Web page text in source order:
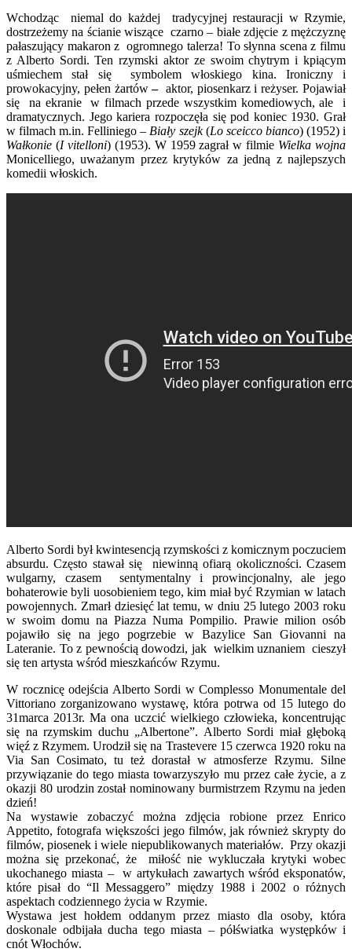
Wchodząc niemal do każdej tradycyjnej restauracji w Rzymie,
dostrzeżemy na ścianie wiszące czarno – białe zdjęcie z mężczyznę
pałaszujący makaron z ogromnego talerza! To słynna scena z filmu
z Alberto Sordi. Ten rzymski aktor ze swoim chytrym i kpiącym
uśmiechem stał się symbolem włoskiego kina. Ironiczny i
prowokacyjny, pełen żartów– aktor, piosenkarz i reżyser. Pojawiał
się na ekranie w filmach przede wszystkim komediowych, ale i
dramatycznych. Jego kariera rozpoczęła się pod koniec 1930. Grał
w filmach m.in. Felliniego – Biały szejk(Lo sceicco bianco) (1952) i
Wałkonie (I vitelloni) (1953). W 1959 zagrał w filmie Wielka wojna
Monicelliego, uważanym przez krytyków za jedną z najlepszych
komedii włoskich.
Alberto Sordi był kwintesencją rzymskości z komicznym poczuciem
absurdu. Często stawał się niewinną ofiarą okoliczności. Czasem
wulgarny, czasem sentymentalny i prowincjonalny, ale jego
bohaterowie byli uosobieniem tego, kim miał być Rzymian w latach
powojennych. Zmarł dziesięć lat temu, w dniu 25 lutego 2003 roku
w swoim domu na Piazza Numa Pompilio. Prawie milion osób
pojawiło się na jego pogrzebie w Bazylice San Giovanni na
Lateranie. To z pewnością dowodzi, jak wielkim uznaniem cieszył
się ten artysta wśród mieszkańców Rzymu.
W rocznicę odejścia Alberto Sordi w Complesso Monumentale del
Vittoriano zorganizowano wystawę, która potrwa od 15 lutego do
31marca 2013r. Ma ona uczcić wielkiego człowieka, koncentrując
się na rzymskim duchu „Albertone”. Alberto Sordi miał głęboką
więź z Rzymem. Urodził się na Trastevere 15 czerwca 1920 roku na
Via San Cosimato, tu też dorastał w atmosferze Rzymu. Silne
przywiązanie do tego miasta towarzyszyło mu przez całe życie, a z
okazji 80 urodzin został nominowany burmistrzem Rzymu na jeden
dzień!
Na wystawie zobaczyć można zdjęcia robione przez Enrico
Appetito, fotografa większości jego filmów, jak również skrypty do
filmów, piosenek i wiele niepublikowanych materiałów. Przy okazji
można się przekonać, że miłość nie wykluczała krytyki wobec
ukochanego miasta – w artykułach zawartych wśród eksponatów,
które pisał do “Il Messaggero” między 1988 i 2002 o różnych
aspektach codziennego życia w Rzymie.
Wystawa jest hołdem oddanym przez miasto dla osoby, która
doskonale odbijała ducha tego miasta – półświatka występków i
cnót Włochów.